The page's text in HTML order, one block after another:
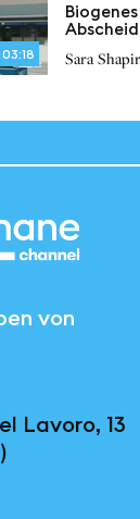
03:18
Sara
von
Lavoro, 13